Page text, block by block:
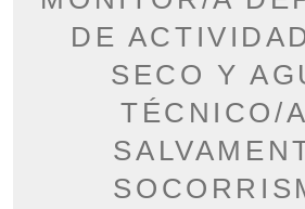
DE
SECO Y
TÉCNICO/